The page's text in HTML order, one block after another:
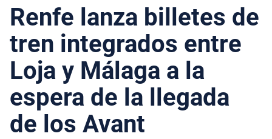
Renfe lanza billetes de
tren integrados entre
Loja y Málaga a la
espera de la llegada
de los Avant